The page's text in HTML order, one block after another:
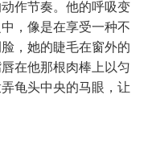
作节奏。他的呼吸变
，像是在享受一种不
，她的睫毛在窗外的
在他那根肉棒上以匀
龟头中央的马眼，让